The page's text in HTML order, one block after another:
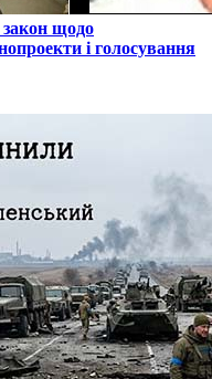
щодо
і голосування